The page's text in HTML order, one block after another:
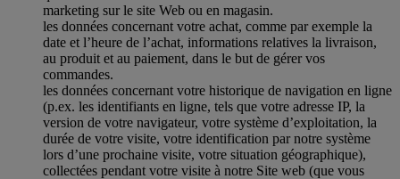
marketing sur le site Web ou en magasin.
les données concernant votre achat, comme par exemple la
date et l’heure de l’achat, informations relatives la livraison,
au produit et au paiement, dans le but de gérer vos
commandes.
les données concernant votre historique de navigation en ligne
(p.ex. les identifiants en ligne, tels que votre adresse IP, la
version de votre navigateur, votre système d’exploitation, la
durée de votre visite, votre identification par notre système
lors d’une prochaine visite, votre situation géographique),
collectées pendant votre visite à notre Site web (que vous